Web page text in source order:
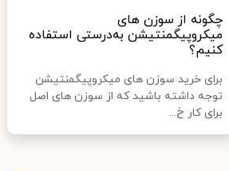
چگونه از سوزن های
میکروپیگمنتیشن به‌درستی استفاده
کنیم؟
برای خرید سوزن های میکروپیگمنتیشن
توجه داشته باشید که از سوزن های اصل
برای کار خ...